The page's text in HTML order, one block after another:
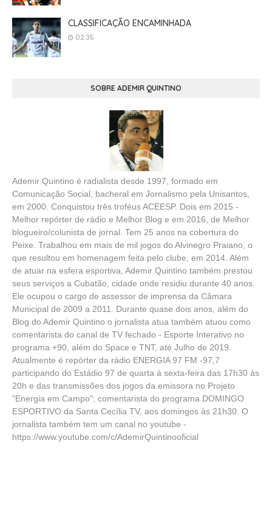
CLASSIFICAÇÃO ENCAMINHADA
02:35
SOBRE ADEMIR QUINTINO
Ademir Quintino é radialista desde 1997, formado em
Comunicação Social, bacheral em Jornalismo pela Unisantos,
em 2000. Conquistou três troféus ACEESP. Dois em 2015 -
Melhor repórter de rádio e Melhor Blog e em 2016, de Melhor
blogueiro/colunista de jornal. Tem 25 anos na cobertura do
Peixe. Trabalhou em mais de mil jogos do Alvinegro Praiano, o
que resultou em homenagem feita pelo clube, em 2014. Além
de atuar na esfera esportiva, Ademir Quintino também prestou
seus serviços a Cubatão, cidade onde residiu durante 40 anos.
Ele ocupou o cargo de assessor de imprensa da Câmara
Municipal de 2009 a 2011. Durante quase dois anos, além do
Blog do Ademir Quintino o jornalista atua também atuou como
comentarista do canal de TV fechado - Esporte Interativo no
programa +90, além do Space e TNT, até Julho de 2019.
Atualmente é repórter da rádio ENERGIA 97 FM -97,7
participando do Estádio 97 de quarta á sexta-feira das 17h30 às
20h e das transmissões dos jogos da emissora no Projeto
"Energia em Campo"; comentarista do programa DOMINGO
ESPORTIVO da Santa Cecília TV, aos domingos às 21h30. O
jornalista também tem um canal no youtube -
https://www.youtube.com/c/AdemirQuintinooficial